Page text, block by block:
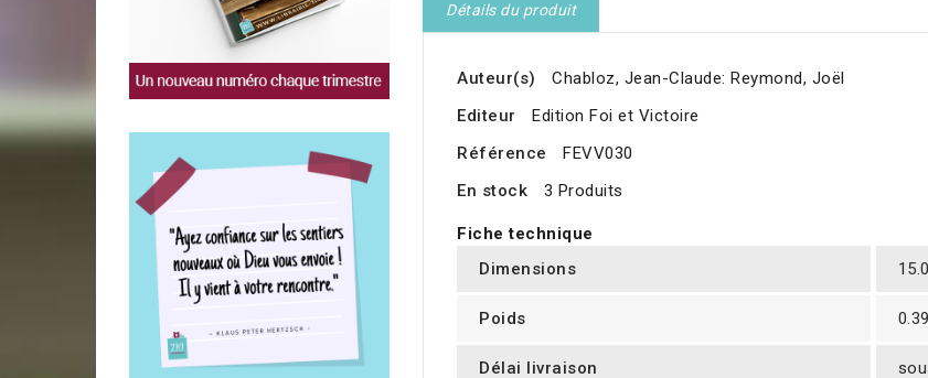
Détails du produit
Auteur(s)
Chabloz, Jean-Claude: Reymond, Joël
Editeur
Edition Foi et Victoire
Référence
FEVV030
En stock
3 Produits
Fiche technique
Dimensions
Poids
Délai livraison